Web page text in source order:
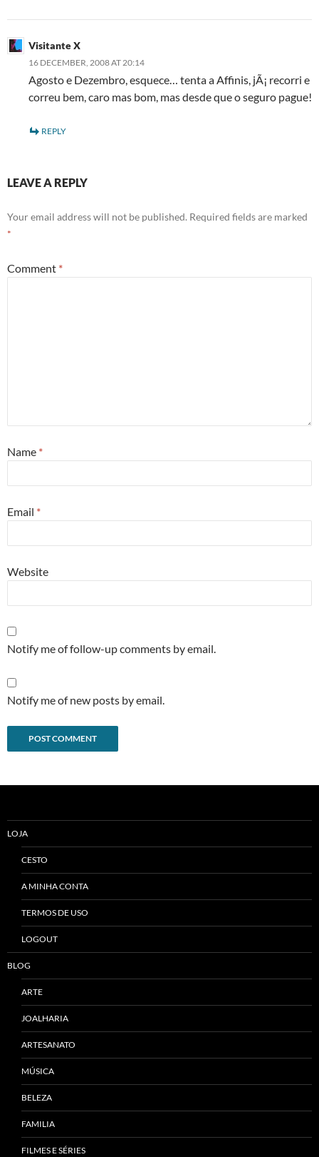
Visitante X
16 DECEMBER, 2008 AT 20:14
Agosto e Dezembro, esquece… tenta a Affinis, jÃ¡ recorri e
correu bem, caro mas bom, mas desde que o seguro pague!
REPLY
LEAVE A REPLY
Your email address will not be published. Required fields are marked
*
Comment *
Name *
Email *
Website
Notify me of follow-up comments by email.
Notify me of new posts by email.
LOJA
CESTO
A MINHA CONTA
TERMOS DE USO
LOGOUT
BLOG
ARTE
JOALHARIA
ARTESANATO
MÚSICA
BELEZA
FAMILIA
FILMES E SÉRIES